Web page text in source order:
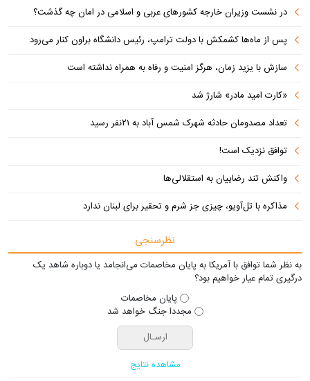
در نشست وزیران خارجه کشورهای عربی و اسلامی در امان چه گذشت؟
پس از ماه‌ها کشمکش با دولت ترامپ، رئیس دانشگاه براون کنار می‌رود
سازش با یزید زمان، هرگز امنیت و رفاه به همراه نداشته است
«کارت امید مادر» شارژ شد
تعداد مصدومان حادثه شهرک شمس آباد به ۲۱نفر رسید
توافق نزدیک است!
واکنش تند رضاییان به استقلالی‌ها
مذاکره با تل‌آویو، چیزی جز شرم و تحقیر برای لبنان ندارد
نظرسنجی
به نظر شما توافق با آمریکا به پایان مخاصمات می‌انجامد یا دوباره شاهد یک
درگیری تمام عیار خواهیم بود؟
پایان مخاصمات
مجددا جنگ خواهد شد
مشاهده نتایج